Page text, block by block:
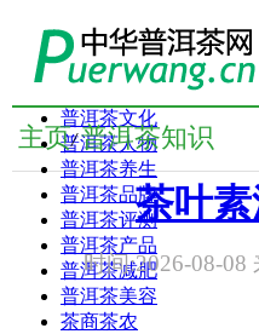
普洱茶文化
普洱茶人物
普洱茶养生
普洱茶品牌
普洱茶评测
普洱茶产品
普洱茶减肥
普洱茶美容
茶商茶农
主页/ 普洱茶知识
茶叶
时间:2026-08-08